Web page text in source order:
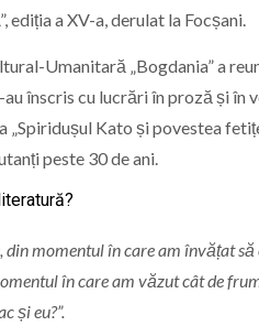
a XV-a, derulat la Focșani.
Umanitară „Bogdania” a
înscris cu lucrări în proză și în
Kato și povestea
peste 30 de ani.
momentul în care am învățat
în care am văzut cât de
și eu?”.